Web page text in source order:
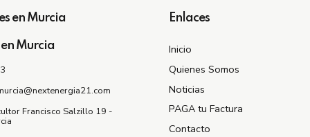
en Murcia
Murcia
Francisco Salzillo 19 -
Enlaces
Inicio
Quienes Somos
Noticias
PAGA tu Factura
Contacto